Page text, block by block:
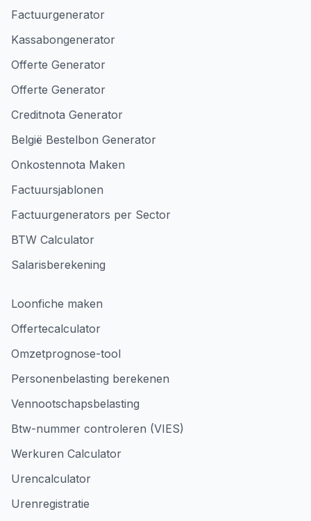
Factuurgenerator
Kassabongenerator
Offerte Generator
Offerte Generator
Creditnota Generator
België Bestelbon Generator
Onkostennota Maken
Factuursjablonen
Factuurgenerators per Sector
BTW Calculator
Salarisberekening
Loonfiche maken
Offertecalculator
Omzetprognose-tool
Personenbelasting berekenen
Vennootschapsbelasting
Btw-nummer controleren (VIES)
Werkuren Calculator
Urencalculator
Urenregistratie